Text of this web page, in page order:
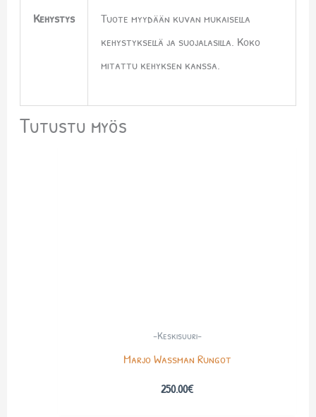
Kehystys
Tuote myydään kuvan mukaisella
kehystyksellä ja suojalasilla. Koko
mitattu kehyksen kanssa.
Tutustu myös
-Keskisuuri-
Marjo Wassman Rungot
250.00€